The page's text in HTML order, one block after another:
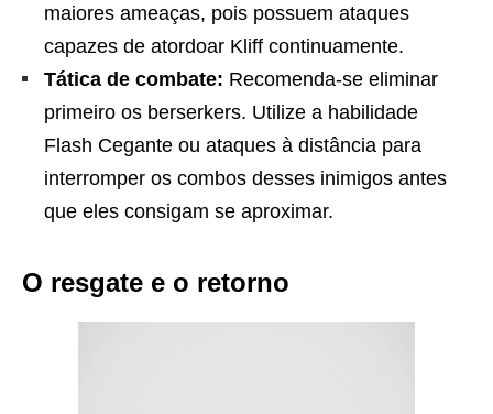
maiores ameaças, pois possuem ataques
capazes de atordoar Kliff continuamente.
Tática de combate: Recomenda-se eliminar
primeiro os berserkers. Utilize a habilidade
Flash Cegante ou ataques à distância para
interromper os combos desses inimigos antes
que eles consigam se aproximar.
O resgate e o retorno